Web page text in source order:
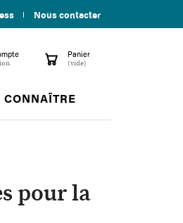
Nous contacter
shopping_cart Panier
(vide)
CONNAÎTRE
pour la